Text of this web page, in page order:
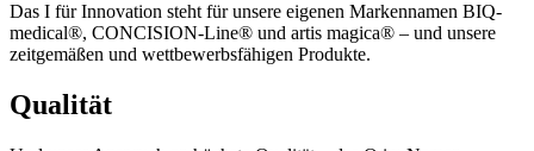
Das I für Innovation steht für unsere eigenen Markennamen BIQ-
medical®, CONCISION-Line® und artis magica® – und unsere
zeitgemäßen und wettbewerbsfähigen Produkte.
Qualität